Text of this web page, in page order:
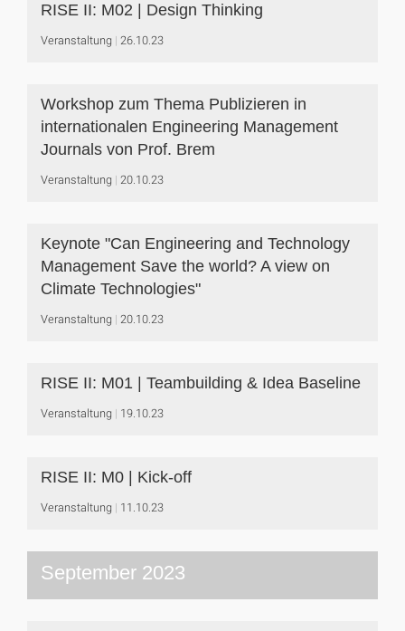
RISE II: M02 | Design Thinking
Veranstaltung 26.10.23
Workshop zum Thema Publizieren in
internationalen Engineering Management
Journals von Prof. Brem
Veranstaltung 20.10.23
Keynote "Can Engineering and Technology
Management Save the world? A view on
Climate Technologies"
Veranstaltung 20.10.23
RISE II: M01 | Teambuilding & Idea Baseline
Veranstaltung 19.10.23
RISE II: M0 | Kick-off
Veranstaltung 11.10.23
September 2023